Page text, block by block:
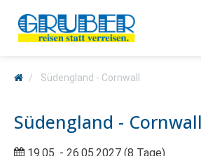
Südengland - Cornwall
Südengland - Cornwall
19.05. - 26.05.2027 (8 Tage)